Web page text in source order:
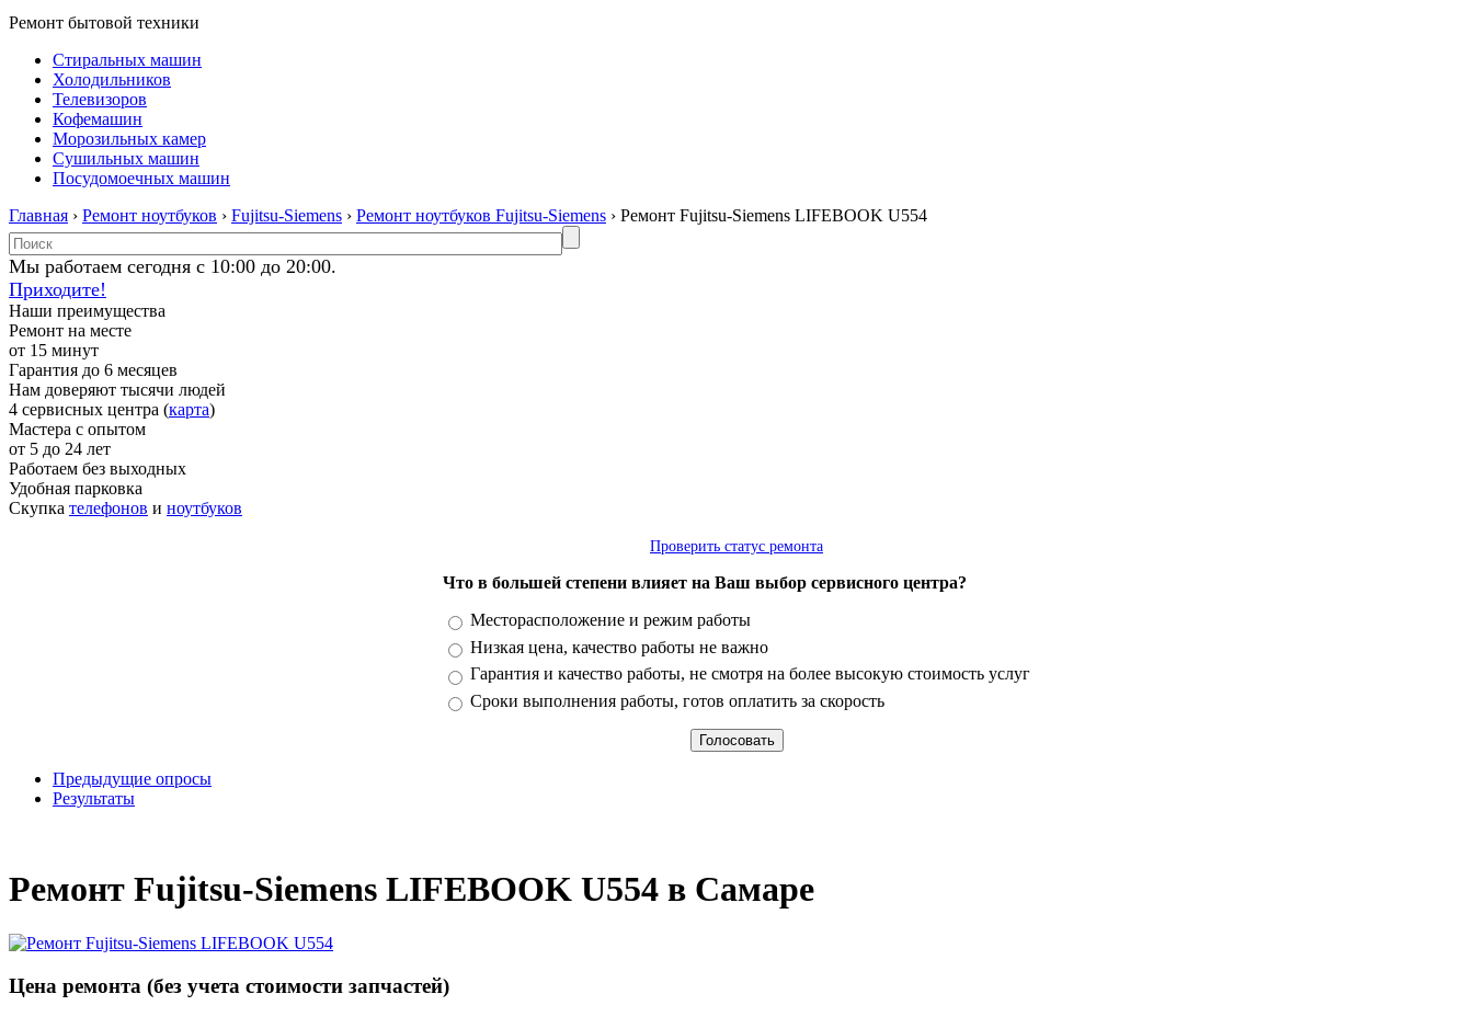
Ремонт бытовой техники
Стиральных машин
Холодильников
Телевизоров
Кофемашин
Морозильных камер
Сушильных машин
Посудомоечных машин
Главная › Ремонт ноутбуков › Fujitsu-Siemens › Ремонт ноутбуков Fujitsu-Siemens › Ремонт Fujitsu-Siemens LIFEBOOK U554
Мы работаем сегодня с 10:00 до 20:00.
Приходите!
Наши преимущества
Ремонт на месте
от 15 минут
Гарантия до 6 месяцев
Нам доверяют тысячи людей
4 сервисных центра (карта)
Мастера с опытом
от 5 до 24 лет
Работаем без выходных
Удобная парковка
Скупка телефонов и ноутбуков
Проверить статус ремонта
Что в большей степени влияет на Ваш выбор сервисного центра?
Варианты
Месторасположение и режим работы
Низкая цена, качество работы не важно
Гарантия и качество работы, не смотря на более высокую стоимость услуг
Сроки выполнения работы, готов оплатить за скорость
Предыдущие опросы
Результаты
Ремонт Fujitsu-Siemens LIFEBOOK U554 в Самаре
Цена ремонта (без учета стоимости запчастей)